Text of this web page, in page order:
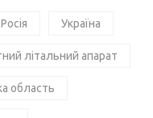
Росія Україна
літальний апарат
область